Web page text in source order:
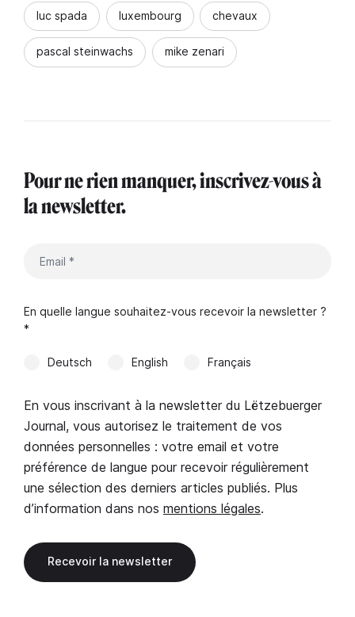
luc spada luxembourg chevaux
pascal steinwachs mike zenari
Pour ne rien manquer, inscrivez-vous à
la newsletter.
En quelle langue souhaitez-vous recevoir la newsletter ?
*
Deutsch English Français
En vous inscrivant à la newsletter du Lëtzebuerger
Journal, vous autorisez le traitement de vos
données personnelles : votre email et votre
préférence de langue pour recevoir régulièrement
une sélection des derniers articles publiés. Plus
d’information dans nos mentions légales.